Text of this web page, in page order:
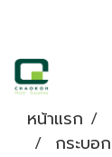
หน้าแรก
กระบอ